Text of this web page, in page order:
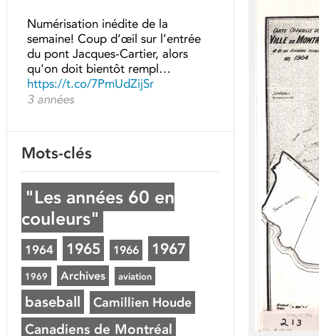
Numérisation inédite de la
semaine! Coup d’œil sur l’entrée
du pont Jacques-Cartier, alors
qu'on doit bientôt rempl…
https://t.co/7PmUdZijSr
3 années
Mots-clés
"Les années 60 en
couleurs"
1964 1965 1966 1967
1969 Archives aviation
baseball Camillien Houde
Canadiens de Montréal